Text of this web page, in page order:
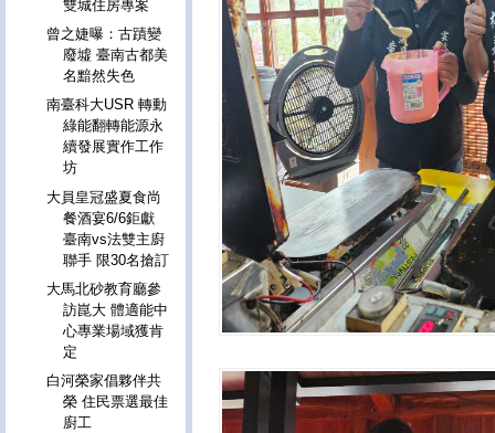
雙城住房專案
曾之婕曝：古蹟變
廢墟 臺南古都美
名黯然失色
南臺科大USR 轉動
綠能翻轉能源永
續發展實作工作
坊
大員皇冠盛夏食尚
餐酒宴6/6鉅獻
臺南vs法雙主廚
聯手 限30名搶訂
大馬北砂教育廳參
訪崑大 體適能中
心專業場域獲肯
定
白河榮家倡夥伴共
榮 住民票選最佳
廚工